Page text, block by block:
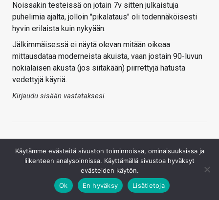
Noissakin testeissä on jotain 7v sitten julkaistuja
puhelimia ajalta, jolloin "pikalataus" oli todennäköisesti
hyvin erilaista kuin nykyään.
Jälkimmäisessä ei näytä olevan mitään oikeaa
mittausdataa moderneista akuista, vaan jostain 90-luvun
nokialaisen akusta (jos siitäkään) piirrettyjä hatusta
vedettyjä käyriä.
Kirjaudu sisään vastataksesi
FlyingAntero
Käytämme evästeitä sivuston toiminnoissa, ominaisuuksissa ja
liikenteen analysoinnissa. Käyttämällä sivustoa hyväksyt
evästeiden käytön.
Ok
En hyväksy Lisätietoja